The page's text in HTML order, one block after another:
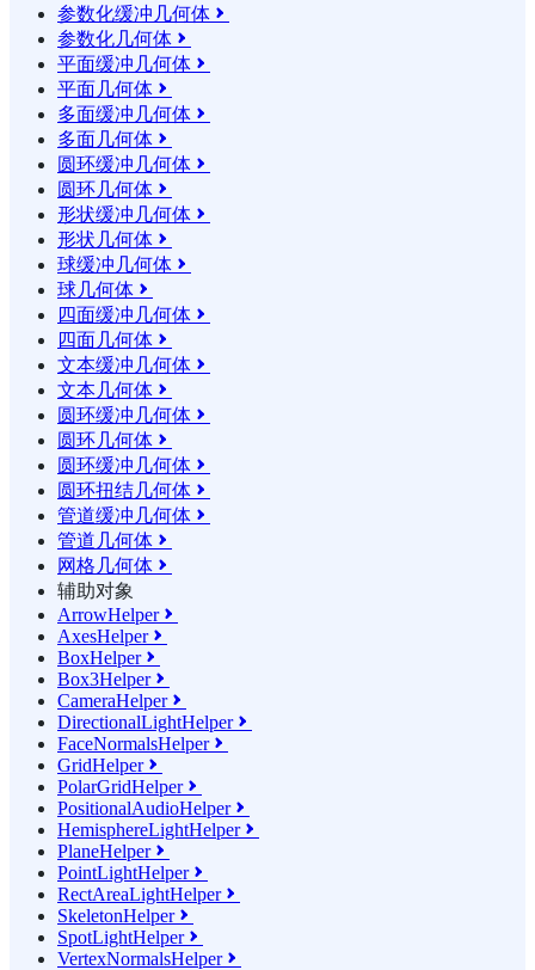
参数化缓冲几何体 
参数化几何体 
平面缓冲几何体 
平面几何体 
多面缓冲几何体 
多面几何体 
圆环缓冲几何体 
圆环几何体 
形状缓冲几何体 
形状几何体 
球缓冲几何体 
球几何体 
四面缓冲几何体 
四面几何体 
文本缓冲几何体 
文本几何体 
圆环缓冲几何体 
圆环几何体 
圆环缓冲几何体 
圆环扭结几何体 
管道缓冲几何体 
管道几何体 
网格几何体 
辅助对象
ArrowHelper
AxesHelper
BoxHelper
Box3Helper
CameraHelper
DirectionalLightHelper
FaceNormalsHelper
GridHelper
PolarGridHelper
PositionalAudioHelper
HemisphereLightHelper
PlaneHelper
PointLightHelper
RectAreaLightHelper
SkeletonHelper
SpotLightHelper
VertexNormalsHelper